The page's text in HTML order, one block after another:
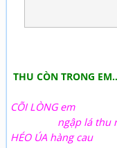
THU CÒN TRONG
CÕI LÒNG em
ngập lá thu
HÉO ÚA hàng cau